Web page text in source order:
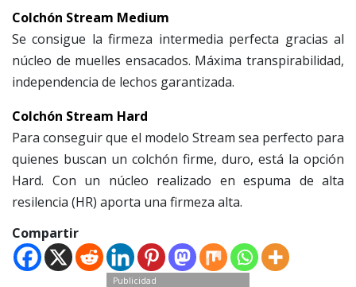
Colchón Stream Medium
Se consigue la firmeza intermedia perfecta gracias al
núcleo de muelles ensacados. Máxima transpirabilidad,
independencia de lechos garantizada.
Colchón Stream Hard
Para conseguir que el modelo Stream sea perfecto para
quienes buscan un colchón firme, duro, está la opción
Hard. Con un núcleo realizado en espuma de alta
resilencia (HR) aporta una firmeza alta.
Compartir
Publicidad